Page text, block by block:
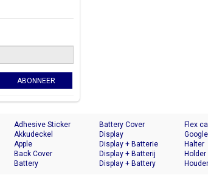
ABONNEER
Adhesive Sticker
Akkudeckel
Apple
Back Cover
Battery
Battery Cover
Display
Display + Batterie
Display + Batterij
Display + Battery
Flex
Google
Halter
Holder
Houder